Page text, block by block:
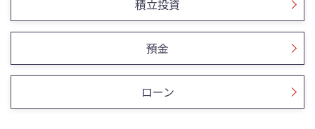
積立投資
預金
ローン